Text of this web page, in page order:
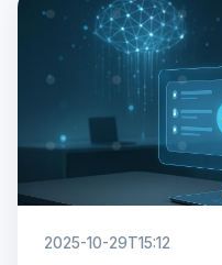
2025-10-29T15:12